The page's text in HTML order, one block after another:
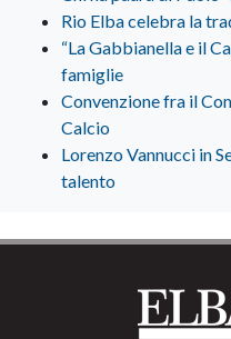
Rio Elba celebra la
“La Gabbianella e il
famiglie
Convenzione fra il
Calcio
Lorenzo Vannucci in
talento